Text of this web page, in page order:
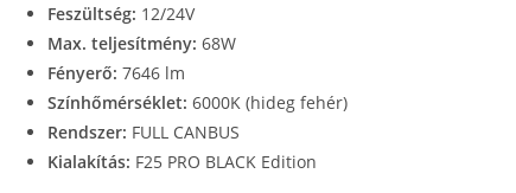
Feszültség: 12/24V
Max. teljesítmény: 68W
Fényerő: 7646 lm
Színhőmérséklet: 6000K (hideg fehér)
Rendszer: FULL CANBUS
Kialakítás: F25 PRO BLACK Edition